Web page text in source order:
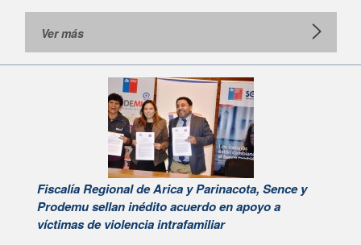
Ver más
Fiscalía Regional de Arica y Parinacota, Sence y
Prodemu sellan inédito acuerdo en apoyo a
víctimas de violencia intrafamiliar